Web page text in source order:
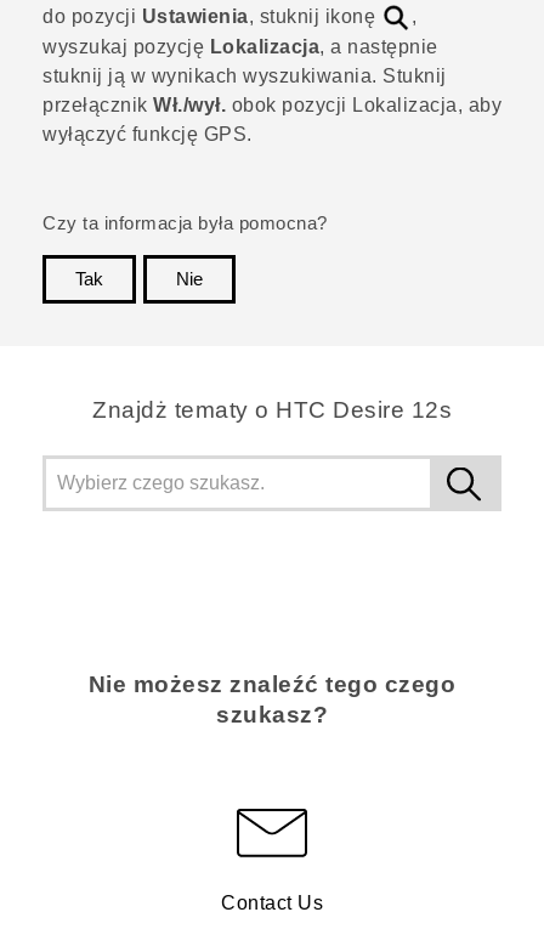
do pozycji Ustawienia, stuknij ikonę
,
wyszukaj pozycję Lokalizacja, a następnie
stuknij ją w wynikach wyszukiwania. Stuknij
przełącznik Wł./wył. obok pozycji Lokalizacja, aby
wyłączyć funkcję GPS.
Czy ta informacja była pomocna?
Tak
Nie
Znajdż tematy o HTC Desire 12s
Nie możesz znaleźć tego czego
szukasz?
Contact Us